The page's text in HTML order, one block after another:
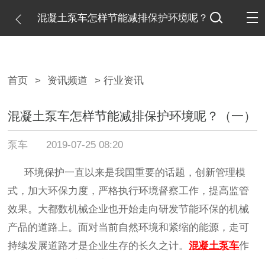
混凝土泵车怎样节能减排保护环境呢？
首页 > 资讯频道 > 行业资讯
混凝土泵车怎样节能减排保护环境呢？（一）
泵车 2019-07-25 08:20
环境保护一直以来是我国重要的话题，创新管理模
式，加大环保力度，严格执行环境督察工作，提高监管
效果。大都数机械企业也开始走向研发节能环保的机械
产品的道路上。面对当前自然环境和紧缩的能源，走可
持续发展道路才是企业生存的长久之计。混凝土泵车作